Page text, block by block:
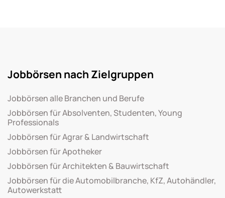
Jobbörsen nach Zielgruppen
Jobbörsen alle Branchen und Berufe
Jobbörsen für Absolventen, Studenten, Young
Professionals
Jobbörsen für Agrar & Landwirtschaft
Jobbörsen für Apotheker
Jobbörsen für Architekten & Bauwirtschaft
Jobbörsen für die Automobilbranche, KfZ, Autohändler,
Autowerkstatt